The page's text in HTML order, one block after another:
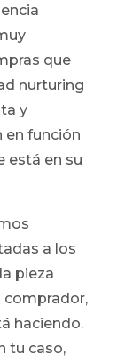
que
nurturing
y
en función
está en su
a los
pieza
comprador,
haciendo.
tu caso,